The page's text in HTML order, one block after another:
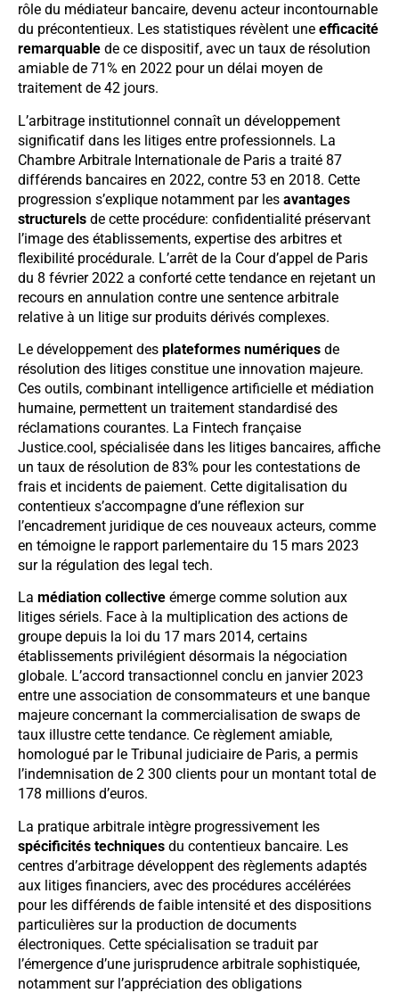
rôle du médiateur bancaire, devenu acteur incontournable
du précontentieux. Les statistiques révèlent une efficacité
remarquable de ce dispositif, avec un taux de résolution
amiable de 71% en 2022 pour un délai moyen de
traitement de 42 jours.
L’arbitrage institutionnel connaît un développement
significatif dans les litiges entre professionnels. La
Chambre Arbitrale Internationale de Paris a traité 87
différends bancaires en 2022, contre 53 en 2018. Cette
progression s’explique notamment par les avantages
structurels de cette procédure: confidentialité préservant
l’image des établissements, expertise des arbitres et
flexibilité procédurale. L’arrêt de la Cour d’appel de Paris
du 8 février 2022 a conforté cette tendance en rejetant un
recours en annulation contre une sentence arbitrale
relative à un litige sur produits dérivés complexes.
Le développement des plateformes numériques de
résolution des litiges constitue une innovation majeure.
Ces outils, combinant intelligence artificielle et médiation
humaine, permettent un traitement standardisé des
réclamations courantes. La Fintech française
Justice.cool, spécialisée dans les litiges bancaires, affiche
un taux de résolution de 83% pour les contestations de
frais et incidents de paiement. Cette digitalisation du
contentieux s’accompagne d’une réflexion sur
l’encadrement juridique de ces nouveaux acteurs, comme
en témoigne le rapport parlementaire du 15 mars 2023
sur la régulation des legal tech.
La médiation collective émerge comme solution aux
litiges sériels. Face à la multiplication des actions de
groupe depuis la loi du 17 mars 2014, certains
établissements privilégient désormais la négociation
globale. L’accord transactionnel conclu en janvier 2023
entre une association de consommateurs et une banque
majeure concernant la commercialisation de swaps de
taux illustre cette tendance. Ce règlement amiable,
homologué par le Tribunal judiciaire de Paris, a permis
l’indemnisation de 2 300 clients pour un montant total de
178 millions d’euros.
La pratique arbitrale intègre progressivement les
spécificités techniques du contentieux bancaire. Les
centres d’arbitrage développent des règlements adaptés
aux litiges financiers, avec des procédures accélérées
pour les différends de faible intensité et des dispositions
particulières sur la production de documents
électroniques. Cette spécialisation se traduit par
l’émergence d’une jurisprudence arbitrale sophistiquée,
notamment sur l’appréciation des obligations